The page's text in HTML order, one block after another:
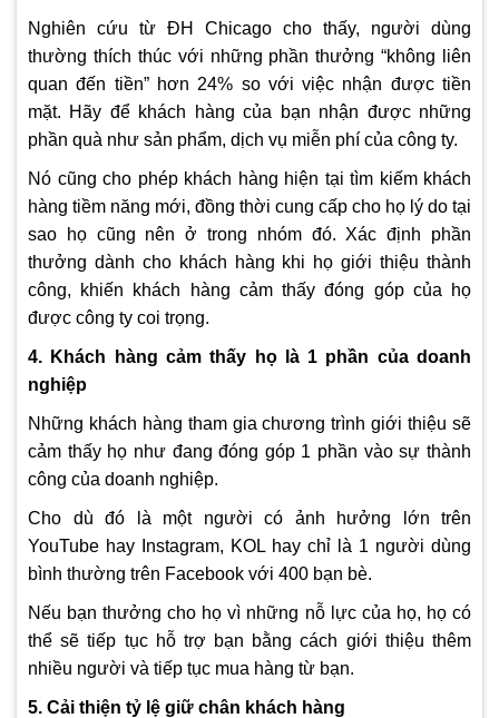
Nghiên cứu từ ĐH Chicago cho thấy, người dùng
thường thích thúc với những phần thưởng “không liên
quan đến tiền” hơn 24% so với việc nhận được tiền
mặt. Hãy để khách hàng của bạn nhận được những
phần quà như sản phẩm, dịch vụ miễn phí của công ty.
Nó cũng cho phép khách hàng hiện tại tìm kiếm khách
hàng tiềm năng mới, đồng thời cung cấp cho họ lý do tại
sao họ cũng nên ở trong nhóm đó. Xác định phần
thưởng dành cho khách hàng khi họ giới thiệu thành
công, khiến khách hàng cảm thấy đóng góp của họ
được công ty coi trọng.
4. Khách hàng cảm thấy họ là 1 phần của doanh
nghiệp
Những khách hàng tham gia chương trình giới thiệu sẽ
cảm thấy họ như đang đóng góp 1 phần vào sự thành
công của doanh nghiệp.
Cho dù đó là một người có ảnh hưởng lớn trên
YouTube hay Instagram, KOL hay chỉ là 1 người dùng
bình thường trên Facebook với 400 bạn bè.
Nếu bạn thưởng cho họ vì những nỗ lực của họ, họ có
thể sẽ tiếp tục hỗ trợ bạn bằng cách giới thiệu thêm
nhiều người và tiếp tục mua hàng từ bạn.
5. Cải thiện tỷ lệ giữ chân khách hàng